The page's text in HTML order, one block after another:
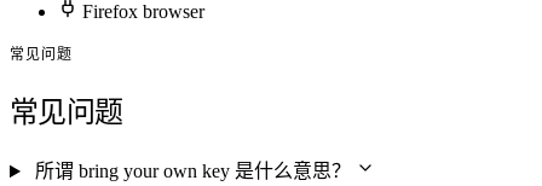
Firefox browser
常见问题
常见问题
所谓 bring your own key 是什么意思？